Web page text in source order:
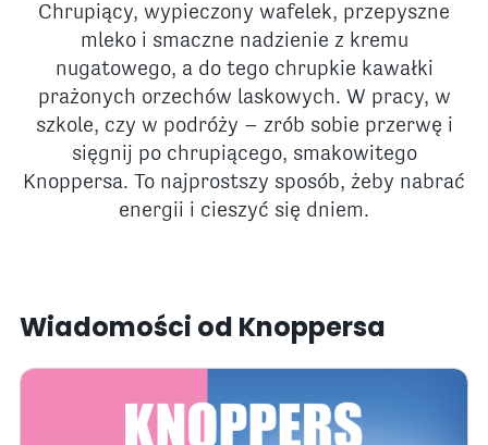
Chrupiący, wypieczony wafelek, przepyszne
mleko i smaczne nadzienie z kremu
nugatowego, a do tego chrupkie kawałki
prażonych orzechów laskowych. W pracy, w
szkole, czy w podróży – zrób sobie przerwę i
sięgnij po chrupiącego, smakowitego
Knoppersa. To najprostszy sposób, żeby nabrać
energii i cieszyć się dniem.
Wiadomości od Knoppersa